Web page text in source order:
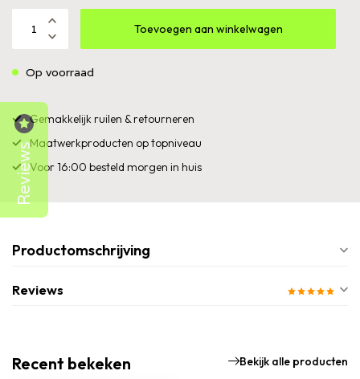
Toevoegen aan winkelwagen
Op voorraad
Gemakkelijk ruilen & retourneren
Maatwerkproducten op topniveau
Voor 16:00 besteld morgen in huis
Productomschrijving
Reviews
Recent bekeken Bekijk alle producten
Reviews